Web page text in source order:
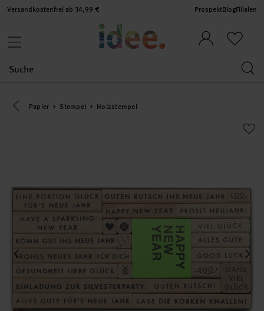
Versandkostenfrei ab 34,99 € ProspektBlogFilialen
Eine Kategorie zurück navigieren
Papier Stempel Holzstempel